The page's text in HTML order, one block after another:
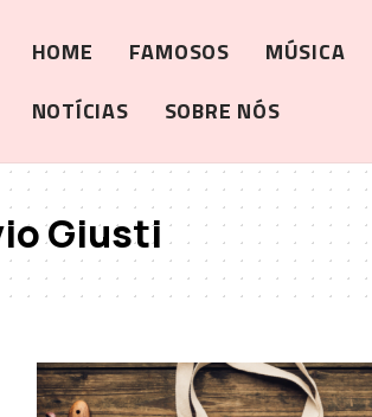
HOME FAMOSOS MÚSICA
NOTÍCIAS
SOBRE NÓS
Giusti